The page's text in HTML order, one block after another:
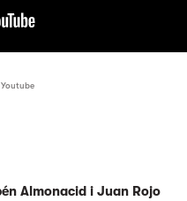
Youtube
Almonacid i Juan Rojo